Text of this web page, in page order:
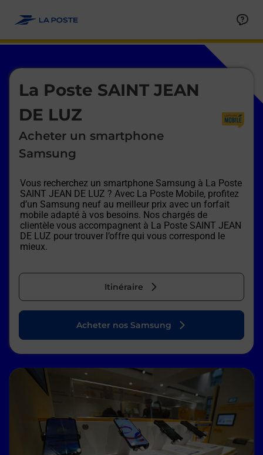
La Poste SAINT JEAN
DE LUZ
Acheter un smartphone
Samsung
Vous recherchez un smartphone Samsung à La Poste
SAINT JEAN DE LUZ ? Avec La Poste Mobile, profitez
d’un Samsung neuf au meilleur prix avec un forfait
mobile adapté à vos besoins. Nos chargés de
clientèle vous accompagnent à La Poste SAINT JEAN
DE LUZ pour trouver l’offre qui vous correspond le
mieux.
Itinéraire
Le lien s'ouvre dans un nouvel onglet
Acheter nos Samsung